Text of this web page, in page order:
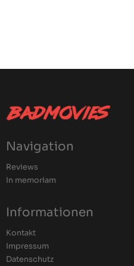
Navigation
Reviews
In memoriam
Informationen
Kontakt
Impressum
Datenschutz